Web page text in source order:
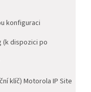
konfiguraci
(k dispozici po
klíč) Motorola IP Site